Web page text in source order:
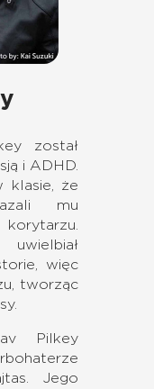
został
i ADHD.
klasie, że
mu
więc
tworząc
Pilkey
Jego